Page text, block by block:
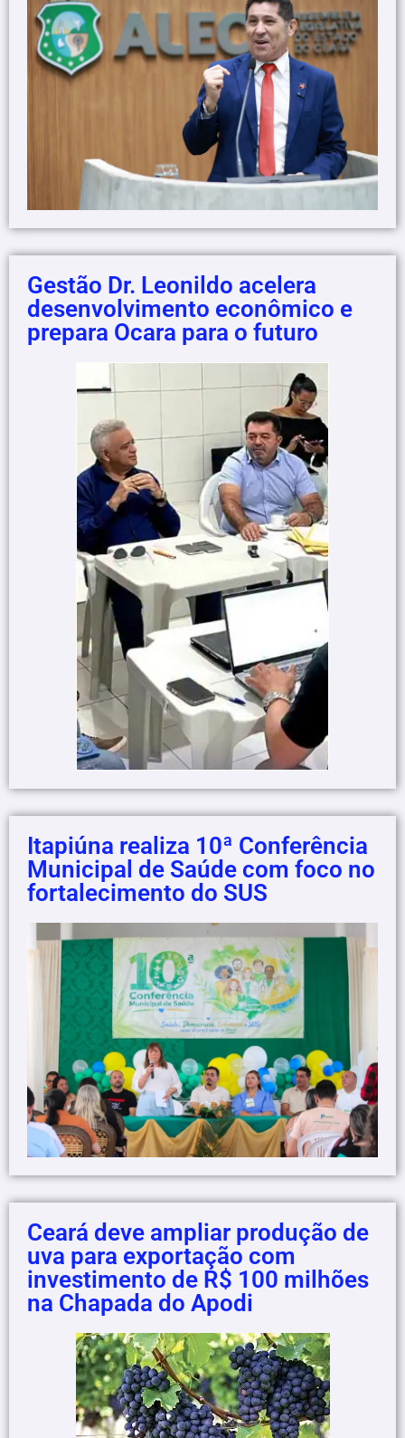
Gestão Dr. Leonildo acelera
desenvolvimento econômico e
prepara Ocara para o futuro
Itapiúna realiza 10ª Conferência
Municipal de Saúde com foco no
fortalecimento do SUS
Ceará deve ampliar produção de
uva para exportação com
investimento de R$ 100 milhões
na Chapada do Apodi